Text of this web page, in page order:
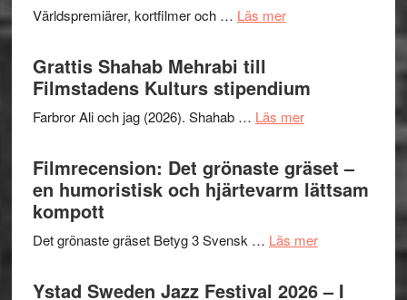
X-
I
Want
to
Believe
Vrach
Frankenshtey
med
Mulder
Världspremiärer, kortfilmer och … Läs merom
presenterar
19
titlar
i
Grattis Shahab Mehrabi till
Filmstadens Kulturs stipendium
Farbror Ali och jag (2026). Shahab … Läs merom
Shahab
Mehrabi
till
Kulturs
Filmrecension: Det grönaste gräset –
en humoristisk och hjärtevarm lättsam
kompott
Det grönaste gräset Betyg 3 Svensk … Läs merom
Det
Ystad Sweden Jazz Festival 2026 – I